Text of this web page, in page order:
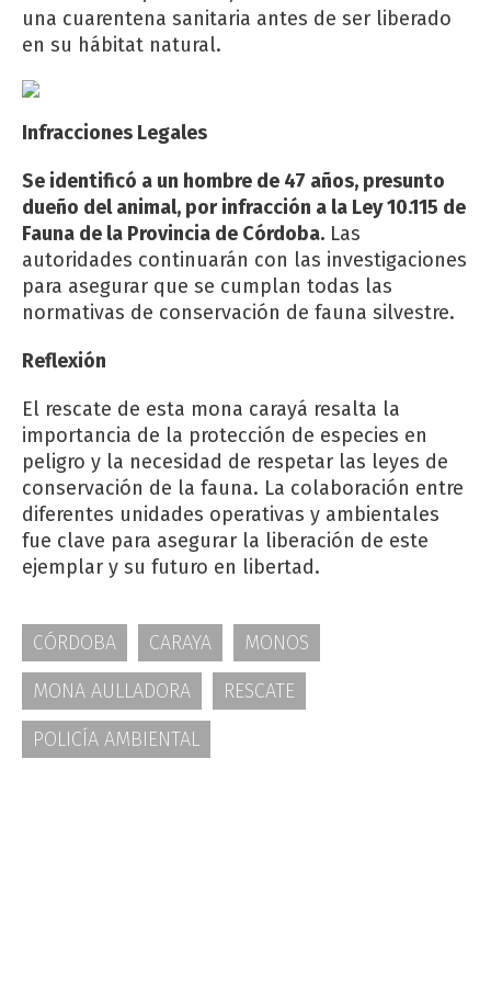
una cuarentena sanitaria antes de ser liberado
en su hábitat natural.
Infracciones Legales
Se identificó a un hombre de 47 años, presunto
dueño del animal, por infracción a la Ley 10.115 de
Fauna de la Provincia de Córdoba. Las
autoridades continuarán con las investigaciones
para asegurar que se cumplan todas las
normativas de conservación de fauna silvestre.
Reflexión
El rescate de esta mona carayá resalta la
importancia de la protección de especies en
peligro y la necesidad de respetar las leyes de
conservación de la fauna. La colaboración entre
diferentes unidades operativas y ambientales
fue clave para asegurar la liberación de este
ejemplar y su futuro en libertad.
CÓRDOBA CARAYA
MONOS
MONA AULLADORA
RESCATE
POLICÍA AMBIENTAL